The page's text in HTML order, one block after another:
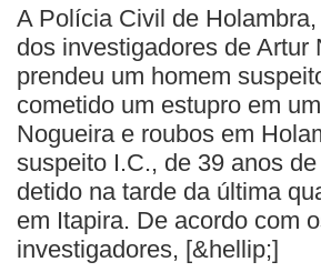
A Polícia Civil de
dos investigadores de Artur
prendeu um homem
cometido um estupro em
Nogueira e roubos em
suspeito I.C., de 39 anos
detido na tarde da última
em Itapira. De acordo com
investigadores, [&hellip;]